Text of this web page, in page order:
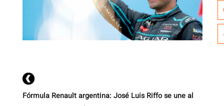
Fórmula Renault argentina: José Luis Riffo se une al